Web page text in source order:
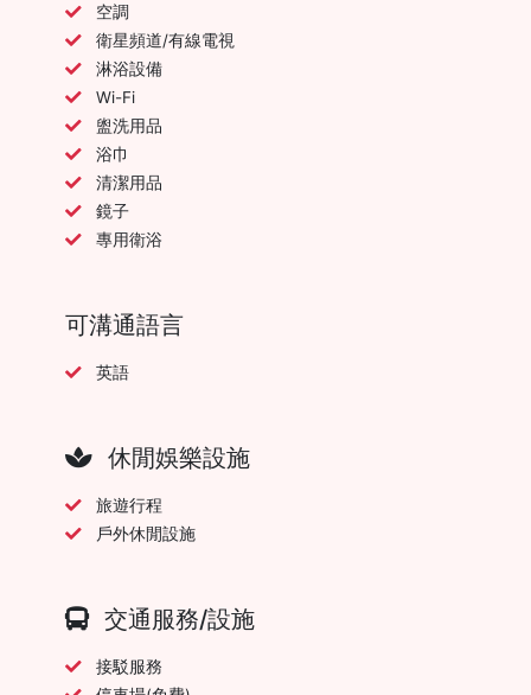
空調
衛星頻道/有線電視
淋浴設備
Wi-Fi
盥洗用品
浴巾
清潔用品
鏡子
專用衛浴
可溝通語言
英語
休閒娛樂設施
旅遊行程
戶外休閒設施
交通服務/設施
接駁服務